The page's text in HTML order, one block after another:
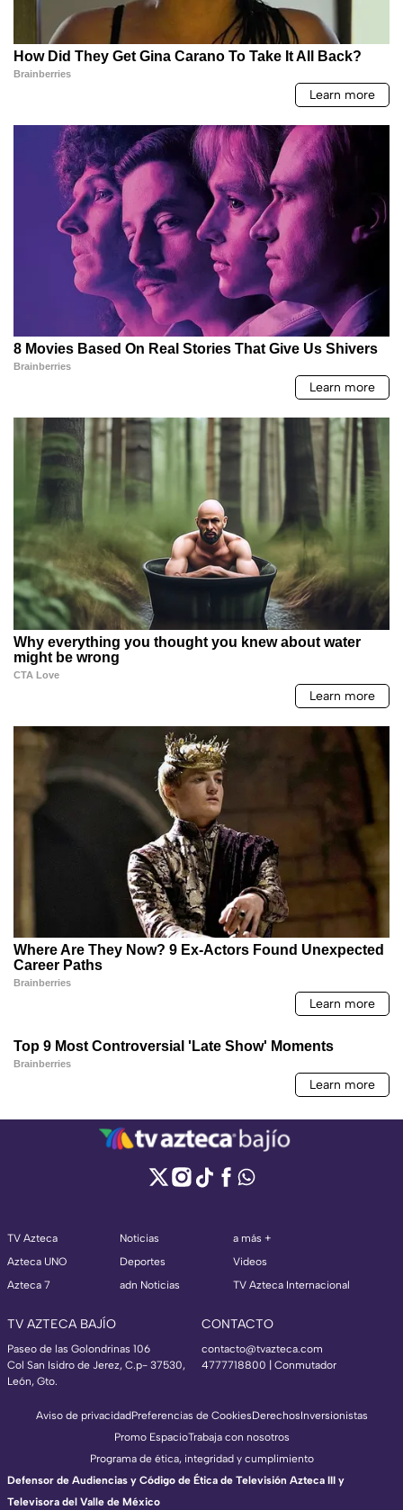
TV Azteca
Azteca UNO
Azteca 7
Noticias
Deportes
adn Noticias
a más +
Videos
TV Azteca Internacional
TV AZTECA BAJÍO
Paseo de las Golondrinas 106
Col San Isidro de Jerez, C.p- 37530,
León, Gto.
CONTACTO
contacto@tvazteca.com
4777718800 | Conmutador
Aviso de privacidadPreferencias de CookiesDerechosInversionistas
Promo EspacioTrabaja con nosotros
Programa de ética, integridad y cumplimiento
Defensor de Audiencias y Código de Ética de Televisión Azteca III y
Televisora del Valle de México